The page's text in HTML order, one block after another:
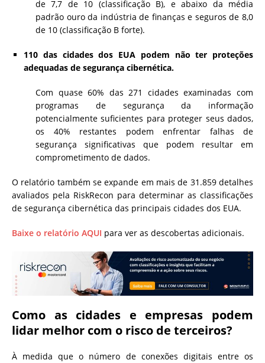
de 7,7 de 10 (classificação B), e abaixo da média
padrão ouro da indústria de finanças e seguros de 8,0
de 10 (classificação B forte).
110 das cidades dos EUA podem não ter proteções
adequadas de segurança cibernética.
Com quase 60% das 271 cidades examinadas com
programas de segurança da informação
potencialmente suficientes para proteger seus dados,
os 40% restantes podem enfrentar falhas de
segurança significativas que podem resultar em
comprometimento de dados.
O relatório também se expande em mais de 31.859 detalhes
avaliados pela RiskRecon para determinar as classificações
de segurança cibernética das principais cidades dos EUA.
Baixe o relatório AQUI para ver as descobertas adicionais.
Como as cidades e empresas podem
lidar melhor com o risco de terceiros?
À medida que o número de conexões digitais entre os